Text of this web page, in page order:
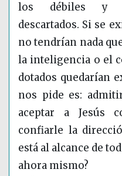
los débiles y
descartados. Si se
no tendrían nada
la inteligencia o el
dotados quedarían
nos pide es:
aceptar a Jesús
confiarle la
está al alcance de
ahora mismo?